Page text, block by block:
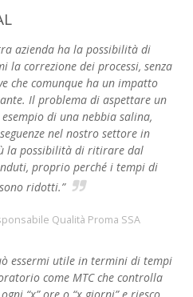
azienda ha la possibilità di
la correzione dei processi, senza
che comunque ha un impatto
Il problema di aspettare un
di una nebbia salina,
nel nostro settore in
la possibilità di ritirare dal
proprio perché i tempi di
ridotti.”
Qualità Proma SSA
essermi utile in termini di tempi
come MTC che controlla